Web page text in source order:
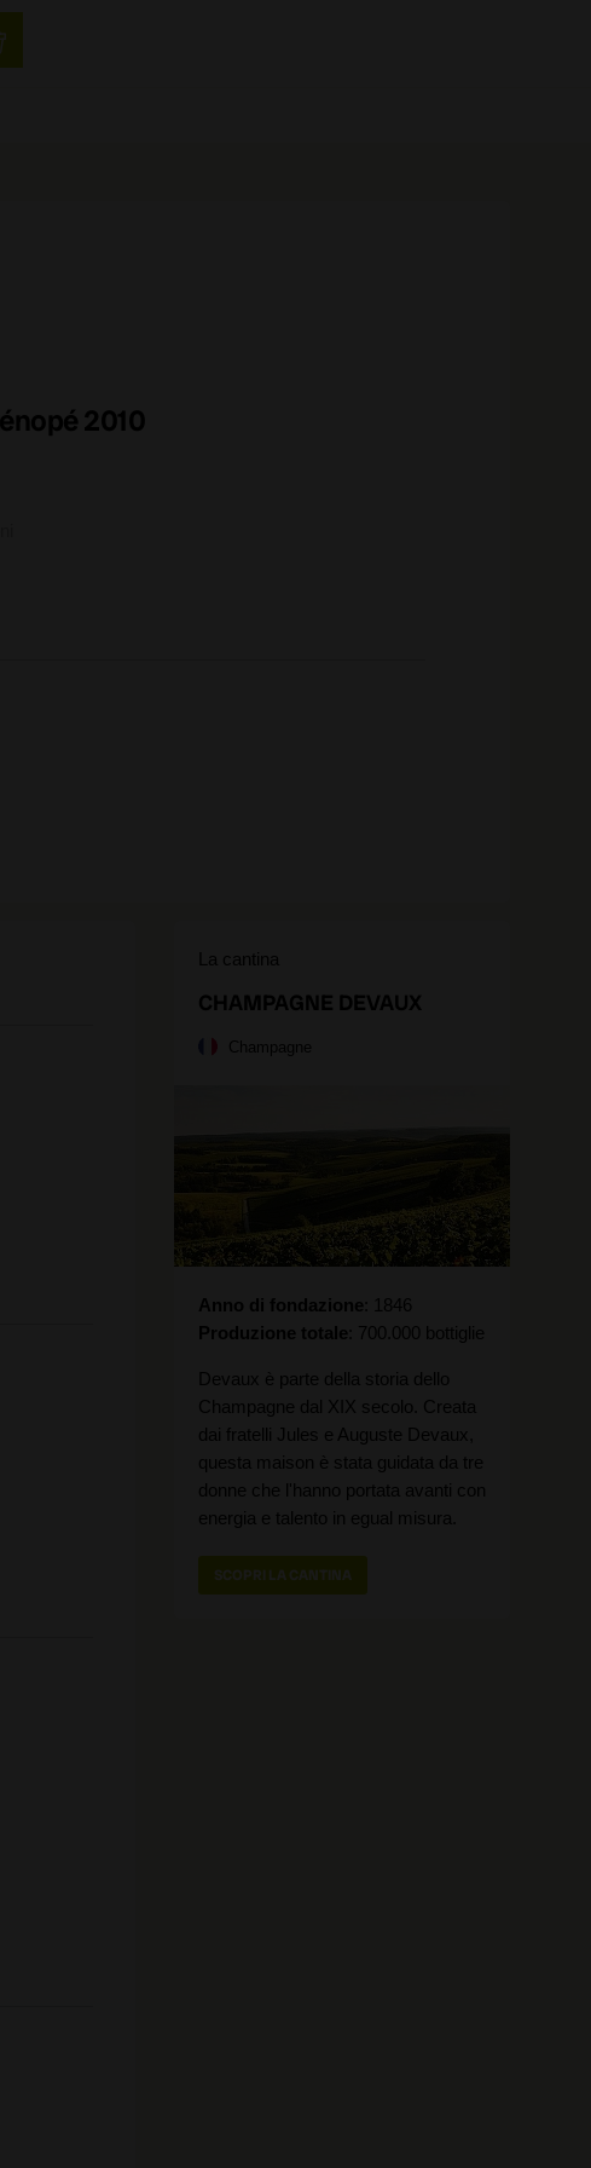
2010
La cantina
CHAMPAGNE DEVAUX
Champagne
Anno di fondazione
1846
Produzione totale 700.000 bottiglie
Devaux è parte della storia dello
Champagne dal XIX secolo. Creata
dai fratelli Jules e Auguste Devaux,
questa maison è stata guidata da tre
donne che l'hanno portata avanti con
energia e talento in egual misura.
SCOPRI LA CANTINA